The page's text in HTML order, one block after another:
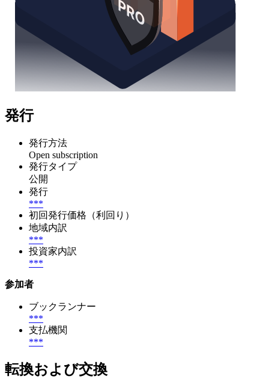
発行
発行方法
Open subscription
発行タイプ
公開
発行
***
初回発行価格（利回り）
地域内訳
***
投資家内訳
***
参加者
ブックランナー
***
支払機関
***
転換および交換